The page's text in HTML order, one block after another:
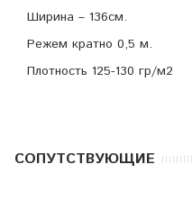
Ширина – 136см.
Режем кратно 0,5 м.
Плотность 125-130 гр/м2
CОПУТСТВУЮЩИЕ